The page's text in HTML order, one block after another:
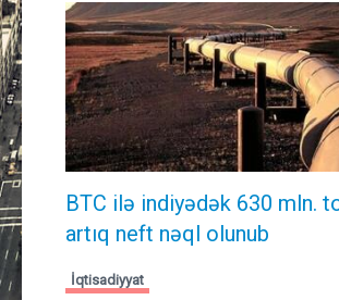
BTC ilə indiyədək 630 mln.
artıq neft nəql olunub
İqtisadiyyat